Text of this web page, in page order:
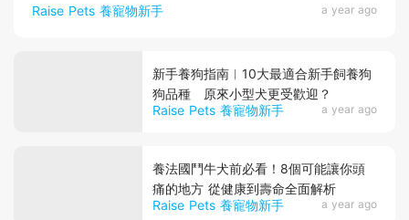
Raise Pets 養寵物新手 a year ago
Raise Pets 養寵物新手 a year ago
新手養狗指南︱10大最適合新手飼養狗
狗品種 原來小型犬更受歡迎？
Raise Pets 養寵物新手 a year ago
養法國鬥牛犬前必看！8個可能讓你頭
痛的地方 從健康到壽命全面解析